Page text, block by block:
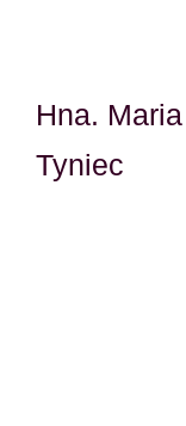
Hna.
Tyniec